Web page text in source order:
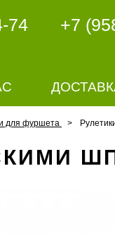
74 +7
для фуршета